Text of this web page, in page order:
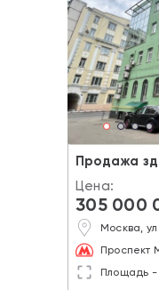
Продажа
Цена:
305 000
Москва, ул
Проспект
Площадь -